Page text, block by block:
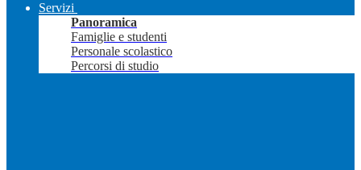
Servizi
Panoramica
Famiglie e studenti
Personale scolastico
Percorsi di studio